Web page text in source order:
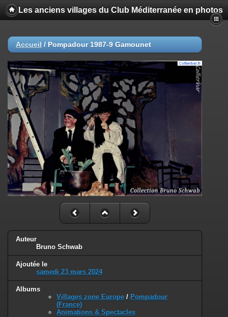
Les anciens villages du Club Méditerranée en photos
Accueil / Pompadour 1987-9 Gamounet
Auteur
Bruno Schwab
Ajoutée le
samedi 23 mars 2024
Albums
Villages zone Europe / Pompadour
(France)
Animations & Spectacles